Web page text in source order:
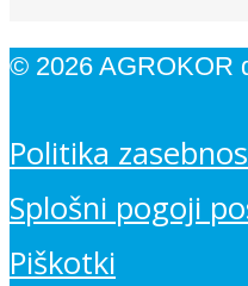
© 2026 AGROKOR
Politika
Splošni pogoji
Piškotki